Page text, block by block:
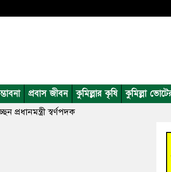
প্রবাস জীবন কুমিল্লার কৃষি কুমিল্লা
প্রধানমন্ত্রী স্বর্ণপদক